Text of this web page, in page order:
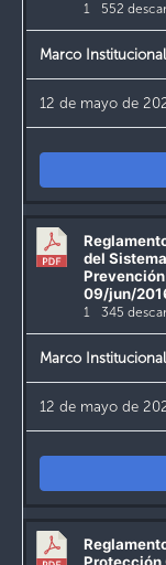
1 552
Marco Institucional
12 de mayo de
del
09/jun/
1 345
Marco Institucional
12 de mayo de